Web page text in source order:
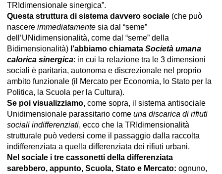
TRIdimensionale sinergica”.
Questa struttura di sistema davvero sociale (che può
nascere immediatamente sia dal “seme”
dell’UNidimensionalità, come dal “seme” della
Bidimensionalità) l’abbiamo chiamata Società umana
calorica sinergica: in cui la relazione tra le 3 dimensioni
sociali è paritaria, autonoma e discrezionale nel proprio
ambito funzionale (il Mercato per Economia, lo Stato per la
Politica, la Scuola per la Cultura).
Se poi visualizziamo, come sopra, il sistema antisociale
Unidimensionale parassitario come una discarica di rifiuti
sociali indifferenziati, ecco che la TRIdimensionalità
strutturale può vedersi come il passaggio dalla raccolta
indifferenziata a quella differenziata dei rifiuti urbani.
Nel sociale i tre cassonetti della differenziata
sarebbero, appunto, Scuola, Stato e Mercato: ognuno,